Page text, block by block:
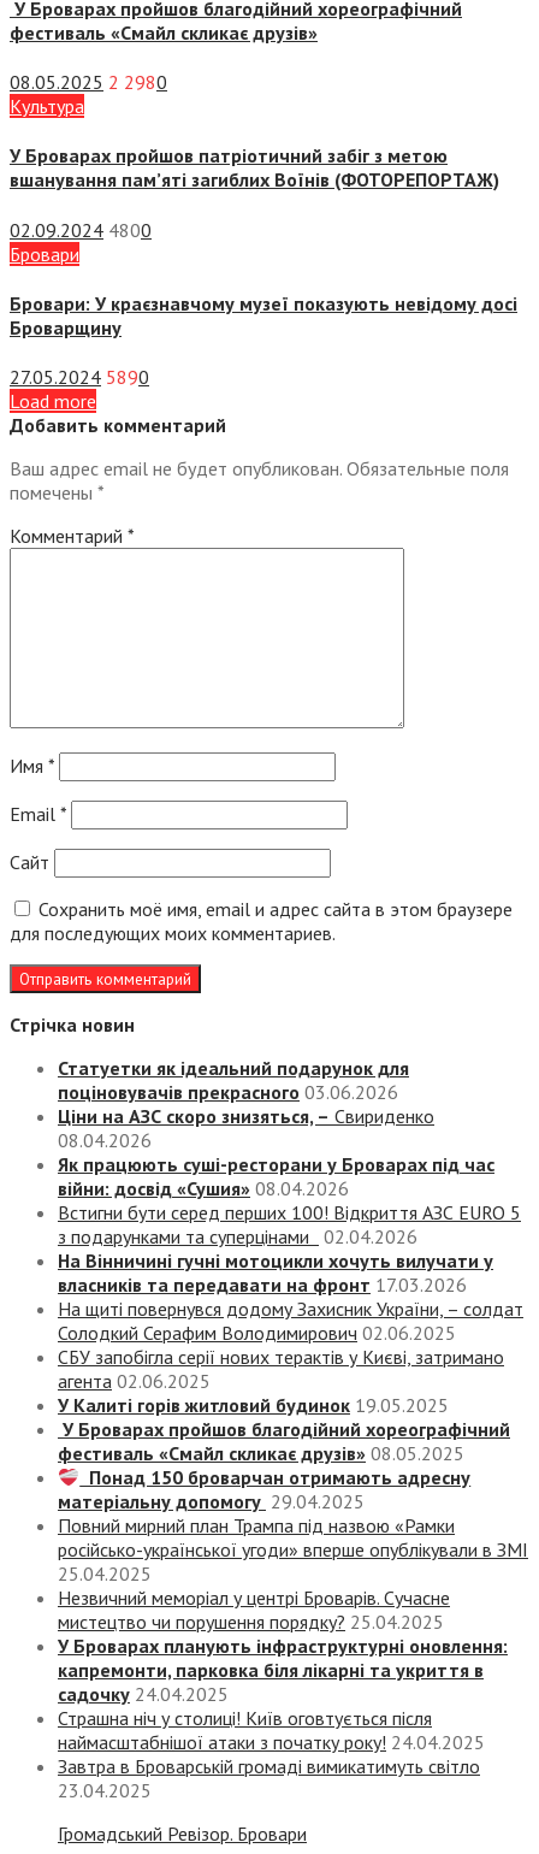
У Броварах пройшов благодійний хореографічний
фестиваль «Смайл скликає друзів»
08.05.2025 2 2980
Культура
У Броварах пройшов патріотичний забіг з метою
вшанування пам’яті загиблих Воїнів (ФОТОРЕПОРТАЖ)
02.09.2024 4800
Бровари
Бровари: У краєзнавчому музеї показують невідому досі
Броварщину
27.05.2024 5890
Load more
Добавить комментарий
Ваш адрес email не будет опубликован. Обязательные поля
помечены *
Комментарий *
Имя *
Email *
Сайт
Сохранить моё имя, email и адрес сайта в этом браузере
для последующих моих комментариев.
Стрічка новин
Статуетки як ідеальний подарунок для
поціновувачів прекрасного 03.06.2026
Ціни на АЗС скоро знизяться, – Свириденко
08.04.2026
Як працюють суші-ресторани у Броварах під час
війни: досвід «Сушия» 08.04.2026
Встигни бути серед перших 100! Відкриття АЗС EURO 5
з подарунками та суперцінами
02.04.2026
На Вінничині гучні мотоцикли хочуть вилучати у
власників та передавати на фронт 17.03.2026
На щиті повернувся додому Захисник України, – солдат
Солодкий Серафим Володимирович 02.06.2025
СБУ запобігла серії нових терактів у Києві, затримано
агента 02.06.2025
У Калиті горів житловий будинок 19.05.2025
У Броварах пройшов благодійний хореографічний
фестиваль «Смайл скликає друзів» 08.05.2025
Понад 150 броварчан отримають адресну
матеріальну допомогу 29.04.2025
Повний мирний план Трампа під назвою «‎Рамки
російсько-української угоди» вперше опублікували в ЗМІ
25.04.2025
Незвичний меморіал у центрі Броварів. Сучасне
мистецтво чи порушення порядку? 25.04.2025
У Броварах планують інфраструктурні оновлення:
капремонти, парковка біля лікарні та укриття в
садочку 24.04.2025
Страшна ніч у столиці! Київ оговтується після
наймасштабнішої атаки з початку року! 24.04.2025
Завтра в Броварській громаді вимикатимуть світло
23.04.2025
Громадський Ревізор. Бровари